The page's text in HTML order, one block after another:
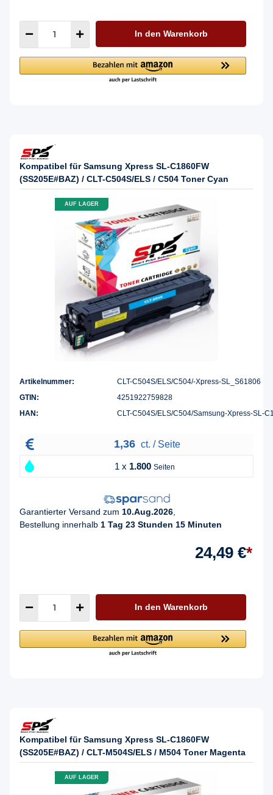
In den Warenkorb
Kompatibel für Samsung Xpress SL-C1860FW
(SS205E#BAZ) / CLT-C504S/ELS / C504 Toner Cyan
AUF LAGER
Artikelnummer:
CLT-C504S/ELS/C504/-Xpress-SL_S61806
GTIN:
4251922759828
HAN:
CLT-C504S/ELS/C504/Samsung-Xpress-SL-
1,36 ct. / Seite
1 x 1.800 Seiten
Garantierter Versand zum 10.Aug.2026
Bestellung innerhalb 1 Tag 23 Stunden 15 Minuten
24,49 €*
In den Warenkorb
Kompatibel für Samsung Xpress SL-C1860FW
(SS205E#BAZ) / CLT-M504S/ELS / M504 Toner Magenta
AUF LAGER